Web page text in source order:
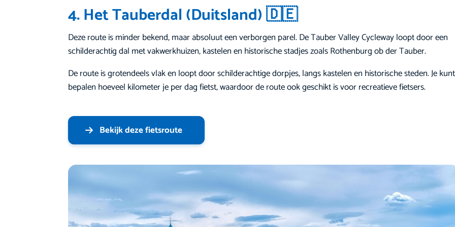
4. Het Tauberdal (Duitsland) 🇩🇪
Deze route is minder bekend, maar absoluut een verborgen parel. De Tauber Valley Cycleway loopt door een
schilderachtig dal met vakwerkhuizen, kastelen en historische stadjes zoals Rothenburg ob der Tauber.
De route is grotendeels vlak en loopt door schilderachtige dorpjes, langs kastelen en historische steden. Je
bepalen hoeveel kilometer je per dag fietst, waardoor de route ook geschikt is voor recreatieve fietsers.
Bekijk deze fietsroute